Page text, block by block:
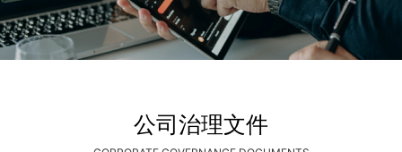
公司治理文件